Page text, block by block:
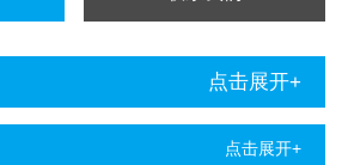
点击展开+
点击展开+